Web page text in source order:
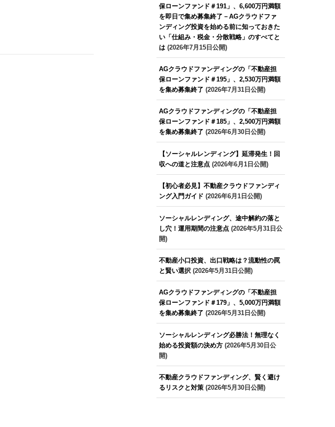
保ローンファンド＃191」、6,600万円満額
を即日で集め募集終了－AGクラウドファ
ンディング投資を始める前に知っておきた
い「仕組み・税金・分散戦略」のすべてと
は(2026年7月15日公開)
AGクラウドファンディングの「不動産担
保ローンファンド＃195」、2,530万円満額
を集め募集終了 (2026年7月31日公開)
AGクラウドファンディングの「不動産担
保ローンファンド＃185」、2,500万円満額
を集め募集終了 (2026年6月30日公開)
【ソーシャルレンディング】延滞発生！回
収への道と注意点(2026年6月1日公開)
【初心者必見】不動産クラウドファンディ
ング入門ガイド (2026年6月1日公開)
ソーシャルレンディング、途中解約の落と
し穴！運用期間の注意点(2026年5月31日公
開)
不動産小口投資、出口戦略は？流動性の罠
と賢い選択(2026年5月31日公開)
AGクラウドファンディングの「不動産担
保ローンファンド＃179」、5,000万円満額
を集め募集終了 (2026年5月31日公開)
ソーシャルレンディング必勝法！無理なく
始める投資額の決め方(2026年5月30日公
開)
不動産クラウドファンディング、賢く避け
るリスクと対策(2026年5月30日公開)